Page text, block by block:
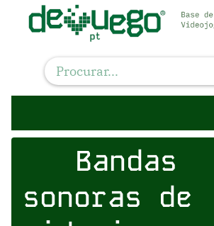
Bandas
sonoras de